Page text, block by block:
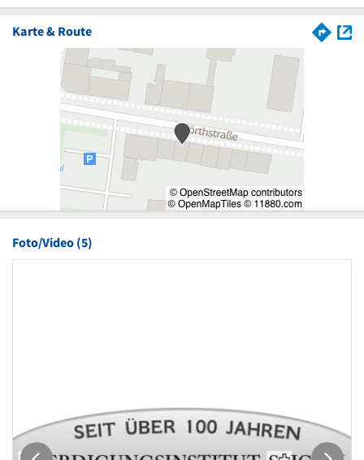
Karte & Route
Foto/Video (5)